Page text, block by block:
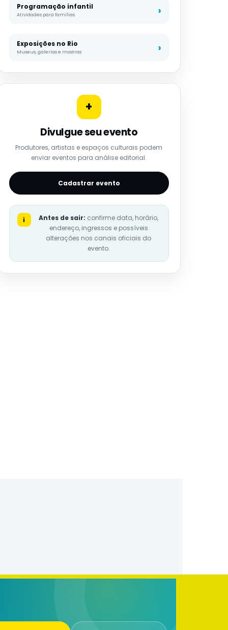
Programação infantil
Atividades para famílias
Exposições no Rio
Museus, galerias e mostras
+
Divulgue seu evento
Produtores, artistas e espaços culturais podem
enviar eventos para análise editorial.
Cadastrar evento
i Antes de sair: confirme data, horário,
endereço, ingressos e possíveis
alterações nos canais oficiais do
evento.